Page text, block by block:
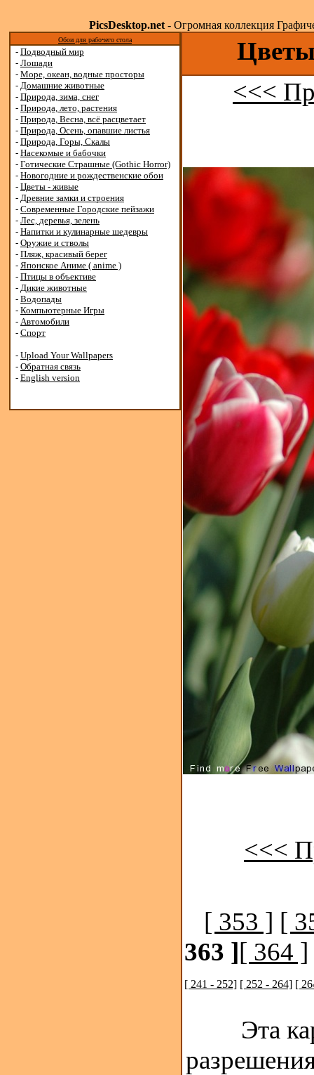
PicsDesktop.net- Огромная коллекция
Обои для рабочего стола
- Подводный мир
- Лошади
- Море, океан, водные просторы
- Домашние животные
- Природа, зима, снег
- Природа, лето, растения
- Природа, Весна, всё расцветает
- Природа, Осень, опавшие листья
- Природа, Горы, Скалы
- Насекомые и бабочки
- Готические Страшные (Gothic Horror)
- Новогодние и рождественские обои
- Цветы - живые
- Древние замки и строения
- Современные Городские пейзажи
- Лес, деревья, зелень
- Напитки и кулинарные шедевры
- Оружие и стволы
- Пляж, красивый берег
- Японское Аниме ( anime )
- Птицы в объективе
- Дикие животные
- Водопады
- Компьютерные Игры
- Автомобили
- Спорт
- Upload Your Wallpapers
- Обратная связь
- English version
Цветы
<<<
<<<
[ 353 ] [
363 ][ 364 ]
[ 241 - 252] [ 252 - 264] [
Эта